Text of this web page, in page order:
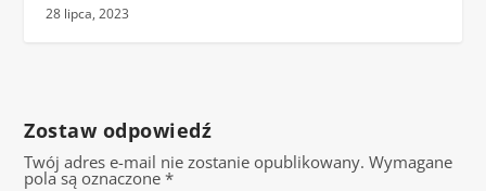
28 lipca, 2023
Zostaw odpowiedź
Twój adres e-mail nie zostanie opublikowany. Wymagane
pola są oznaczone*